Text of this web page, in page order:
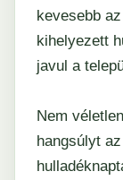
kevesebb
kihelyezett
javul a
Nem
hangsúlyt